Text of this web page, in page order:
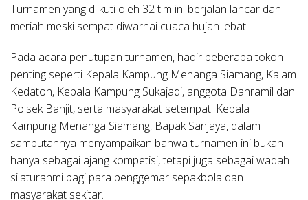
Turnamen yang diikuti oleh 32 tim ini berjalan lancar dan
meriah meski sempat diwarnai cuaca hujan lebat.
Pada acara penutupan turnamen, hadir beberapa tokoh
penting seperti Kepala Kampung Menanga Siamang, Kalam
Kedaton, Kepala Kampung Sukajadi, anggota Danramil dan
Polsek Banjit, serta masyarakat setempat. Kepala
Kampung Menanga Siamang, Bapak Sanjaya, dalam
sambutannya menyampaikan bahwa turnamen ini bukan
hanya sebagai ajang kompetisi, tetapi juga sebagai wadah
silaturahmi bagi para penggemar sepakbola dan
masyarakat sekitar.